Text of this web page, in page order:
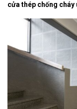
cửa thép chống cháy